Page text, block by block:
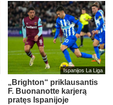
Ispanijos La Liga
„Brighton“ priklausantis
F. Buonanotte karjerą
pratęs Ispanijoje